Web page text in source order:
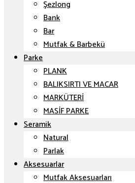
Şezlong
Bank
Bar
Mutfak & Barbekü
Parke
PLANK
BALIKSIRTI VE MACAR
MARKÜTERİ
MASİF PARKE
Seramik
Natural
Parlak
Aksesuarlar
Mutfak Aksesuarları